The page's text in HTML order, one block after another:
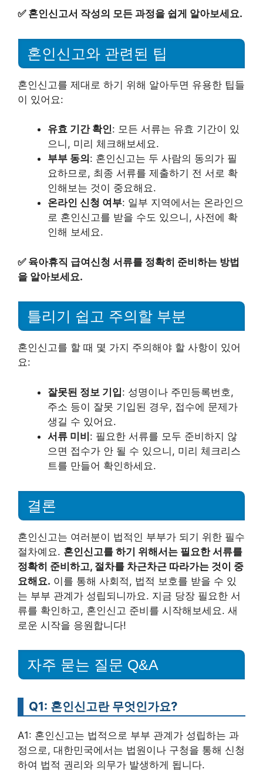
✅ 혼인신고서 작성의 모든 과정을 쉽게 알아보세요.
혼인신고와 관련된 팁
혼인신고를 제대로 하기 위해 알아두면 유용한 팁들
이 있어요:
유효 기간 확인: 모든 서류는 유효 기간이 있
으니, 미리 체크해보세요.
부부 동의 : 혼인신고는 두 사람의 동의가 필
요하므로, 최종 서류를 제출하기 전 서로 확
인해보는 것이 중요해요.
온라인 신청 여부: 일부 지역에서는 온라인으
로 혼인신고를 받을 수도 있으니, 사전에 확
인해 보세요.
✅ 육아휴직 급여신청 서류를 정확히 준비하는 방법
을 알아보세요.
틀리기 쉽고 주의할 부분
혼인신고를 할 때 몇 가지 주의해야 할 사항이 있어
요:
잘못된 정보 기입: 성명이나 주민등록번호,
주소 등이 잘못 기입된 경우, 접수에 문제가
생길 수 있어요.
서류 미비: 필요한 서류를 모두 준비하지 않
으면 접수가 안 될 수 있으니, 미리 체크리스
트를 만들어 확인하세요.
결론
혼인신고는 여러분이 법적인 부부가 되기 위한 필수
절차예요. 혼인신고를 하기 위해서는 필요한 서류를
정확히 준비하고, 절차를 차근차근 따라가는 것이 중
요해요. 이를 통해 사회적, 법적 보호를 받을 수 있
는 부부 관계가 성립되니까요. 지금 당장 필요한 서
류를 확인하고, 혼인신고 준비를 시작해보세요. 새
로운 시작을 응원합니다!
자주 묻는 질문 Q&A
Q1: 혼인신고란 무엇인가요?
A1: 혼인신고는 법적으로 부부 관계가 성립하는 과
정으로, 대한민국에서는 법원이나 구청을 통해 신청
하여 법적 권리와 의무가 발생하게 됩니다.